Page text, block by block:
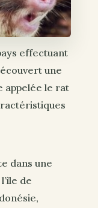
effectuant
une
appelée le rat
dans une
de